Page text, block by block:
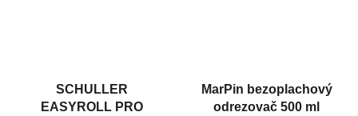
SCHULLER
EASYROLL PRO
MarPin bezoplachový
odrezovač 500 ml